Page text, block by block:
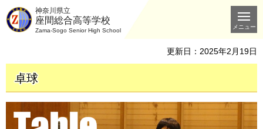
神奈川県立
座間総合高等学校
Zama-Sogo Senior High School
メニュー
更新日：2025年2月19日
卓球